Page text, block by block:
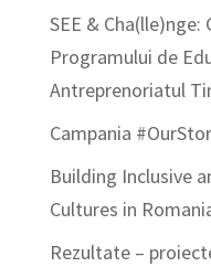
SEE &
Programului de
Antreprenoriatul
Campania
Building Inclusive
Cultures in
Rezultate –